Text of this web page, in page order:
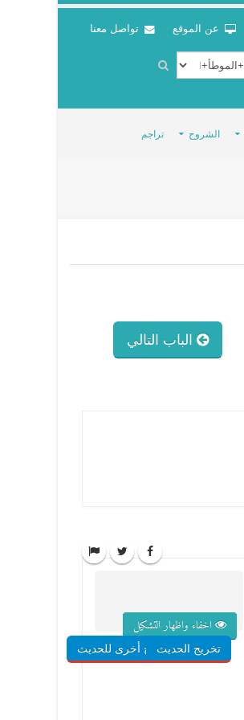
عن الموقع تواصل معنا
الشروح تراجم
الباب التالي
اخفاء واظهار التشكيل
تخريج الحديثشروح أخرى للحديث